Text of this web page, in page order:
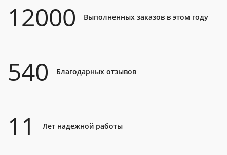
12000 Выполненных заказов в этом году
540 Благодарных отзывов
11 Лет надежной работы